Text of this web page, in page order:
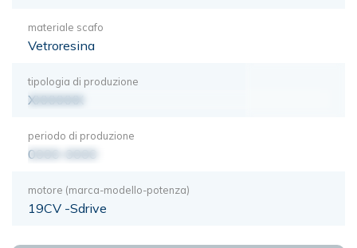
materiale scafo
Vetroresina
tipologia di produzione
XXXXXXX
periodo di produzione
0000-0000
motore (marca-modello-potenza)
19CV -Sdrive